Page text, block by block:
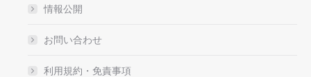
情報公開
お問い合わせ
利用規約・免責事項